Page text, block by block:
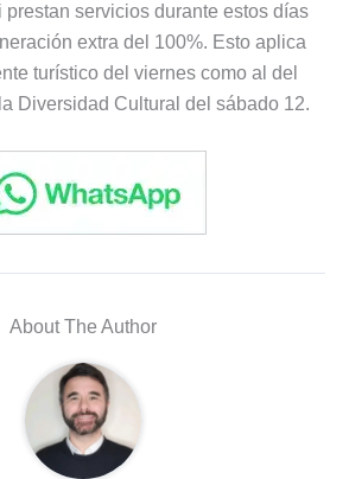
prestan servicios durante estos días
extra del 100%. Esto aplica
turístico del viernes como al del
Diversidad Cultural del sábado 12.
About The Author